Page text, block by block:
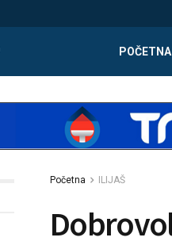
POČETNA
Početna ILIJAŠ